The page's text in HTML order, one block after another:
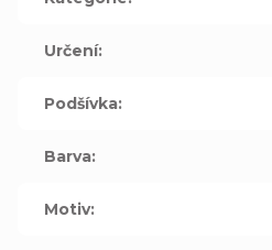
Určení:
Podšívka:
Barva:
Motiv: